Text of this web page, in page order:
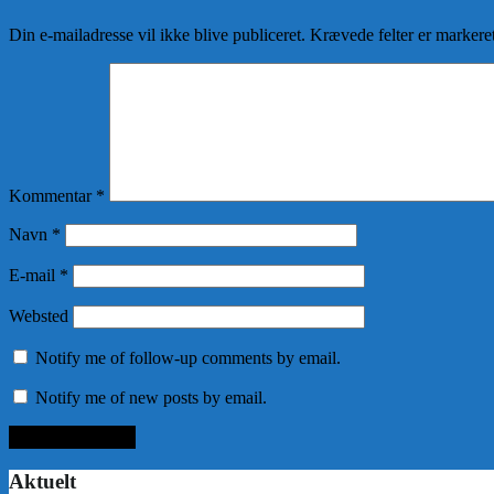
Din e-mailadresse vil ikke blive publiceret. Krævede felter er
Kommentar *
Navn *
E-mail *
Websted
Notify me of follow-up comments by email.
Notify me of new posts by email.
Aktuelt